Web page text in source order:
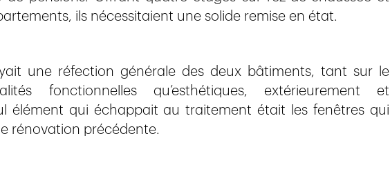
ils nécessitaient une solide remise en état.
une réfection générale des deux bâtiments, tant sur le
fonctionnelles qu’esthétiques, extérieurement et
élément qui échappait au traitement était les fenêtres qui
rénovation précédente.